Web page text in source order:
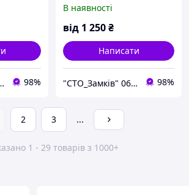
замків дверей авто Київ 98%
аварійну експлуатацію
В наявності
від 1 250₴
Написати
"СТО_Замків" 067-465-71-88 Аварійна служба відкривання замків дверей авто Київ 98%
2 3 ...
1 - 29 товарів з 1000+